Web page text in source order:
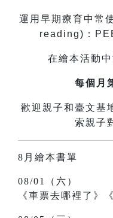
運用早期療育中常
reading)：
在繪本活動
每個月
歡迎親子和臺文基
索親子
8月繪本書單
08/01（六）
《車票去哪裡了》《